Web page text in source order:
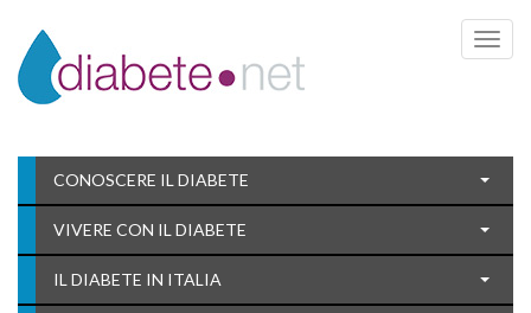
Toggle
CONOSCERE IL DIABETE
VIVERE CON IL DIABETE
IL DIABETE IN ITALIA